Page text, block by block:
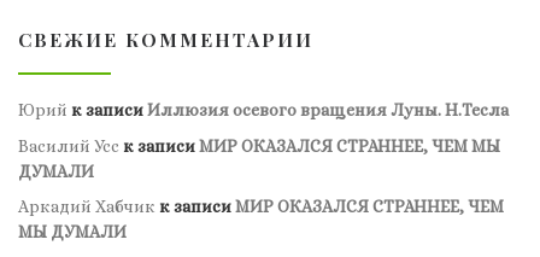
СВЕЖИЕ КОММЕНТАРИИ
Юрий к записиИллюзия осевого вращения Луны. Н.Тесла
Василий Усс к записиМИР ОКАЗАЛСЯ СТРАННЕЕ, ЧЕМ МЫ
ДУМАЛИ
Аркадий Хабчик к записиМИР ОКАЗАЛСЯ СТРАННЕЕ, ЧЕМ
МЫ ДУМАЛИ